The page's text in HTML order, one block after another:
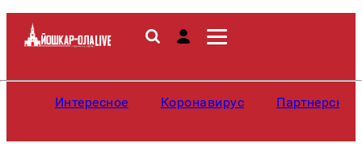
Интересное Коронавирус